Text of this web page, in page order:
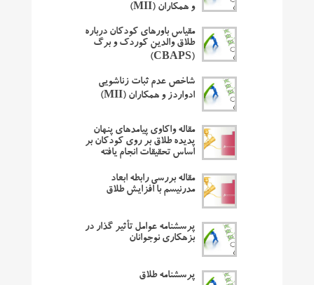
و همکاران (MII)
مقیاس باورهای کودکان درباره
طلاق والدین کوردک و برگ
(CBAPS)
شاخص عدم ثبات زناشویی
ادواردز و همکاران (MII)
مقاله واکاوی پیامدهای پنهان
پدیده طلاق بر روی کودکان بر
اساس تحقیقات انجام یافته
مقاله بررسی رابطه ابعاد
مدرنیسم با افزایش طلاق
پرسشنامه عوامل تأثیر گذار در
بزهکاری نوجوانان
پرسشنامه طلاق